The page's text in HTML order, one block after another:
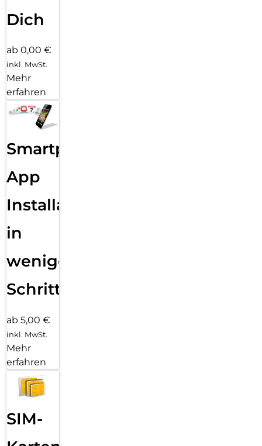
Dich
ab 0,00 €
inkl. MwSt.
Mehr
erfahren
Smartphone
App
Installation
in
wenigen
Schritten
ab 5,00 €
inkl. MwSt.
Mehr
erfahren
SIM-